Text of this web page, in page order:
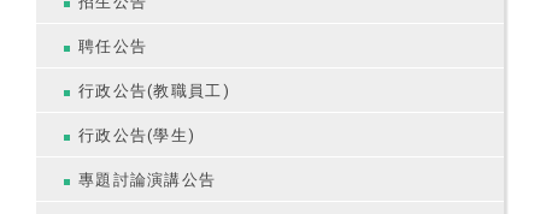
聘任公告
行政公告(教職員工)
行政公告(學生)
專題討論演講公告